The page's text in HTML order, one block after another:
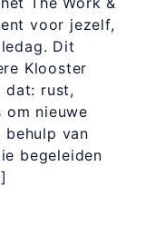
voor jezelf,
Dit
Klooster
dat: rust,
om nieuwe
van
begeleiden